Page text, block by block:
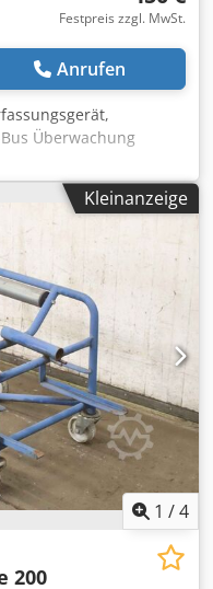
Festpreis zzgl. MwSt.
Anrufen
Überwachung
.: 22550-00
50/H125 mm -
Kleinanzeige
1 /4
200